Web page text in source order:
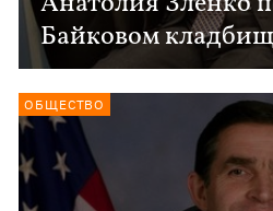
Байковом
ОБЩЕСТВО